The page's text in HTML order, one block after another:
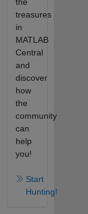
treasures
in
MATLAB
Central
and
discover
how
the
community
can
help
you!
Start
Hunting!